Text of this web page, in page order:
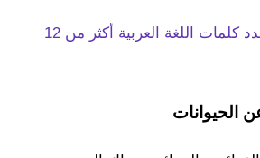
هل تعلم عدد كلمات اللغة العربية أكثر من 12
الحيوانات